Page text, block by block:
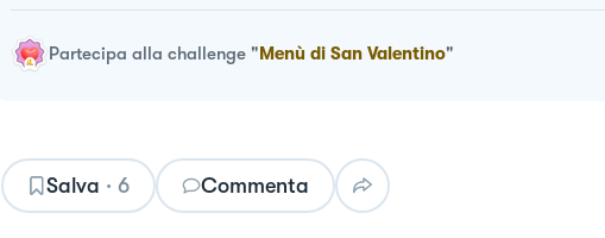
Partecipa alla challenge"Menù di San Valentino"
Salva · 6 Commenta